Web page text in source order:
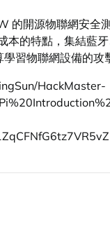
的開源物聯網安全
本的特點，集結藍
習物聯網設備的攻
HackMaster-